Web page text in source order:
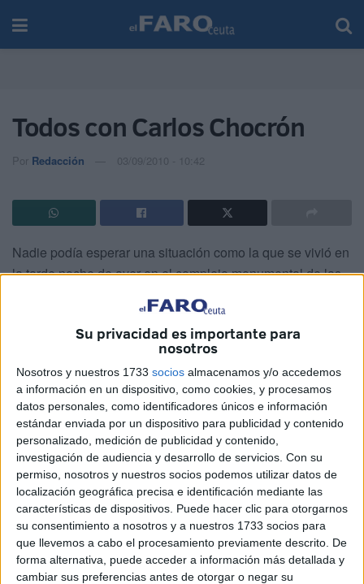
Su privacidad es importante para
nosotros
Nosotros y nuestros 1733 socios almacenamos y/o accedemos
a información en un dispositivo, como cookies, y procesamos
datos personales, como identificadores únicos e información
estándar enviada por un dispositivo para publicidad y contenido
personalizado, medición de publicidad y contenido,
investigación de audiencia y desarrollo de servicios. Con su
permiso, nosotros y nuestros socios podemos utilizar datos de
localización geográfica precisa e identificación mediante las
características de dispositivos. Puede hacer clic para otorgarnos
su consentimiento a nosotros y a nuestros 1733 socios para
que llevemos a cabo el procesamiento previamente descrito. De
forma alternativa, puede acceder a información más detallada y
cambiar sus preferencias antes de otorgar o negar su
Todos con Carlos Chocrón
Por Redacción 03/09/2010 - 10:42
Nadie podía esperar una situación como la que se vivió en
la tarde noche de ayer en el complejo monumental de las
Murallas Reales con el desvanecimiento que sufrió el
insigne empresario ceutí Carlos Chocrón,
después de recibir de manos del presidente de la Ciudad,
Juan Vivas, la medalla de la Autonomía y de pronunciar su
discurso, donde agradeció la gran acogida que había
tenido en nuestra ciudad desde su llegada hace más de
cincuenta años. Desde estas líneas deseamos una pronta
recuperación a Carlos Chocrón, un empresario modelo,
que ha sabido expandir su negocio a otros puntos de
nuestro país, pero sin perder nunca sus raices ceutíes y
llevando siempre a Ceuta en los labios a todos los lugares
a donde viajaba por motivos profesionales. Don Carlos es
un luchador, un hombre fuerte y querido con el que hoy
estamos todos.